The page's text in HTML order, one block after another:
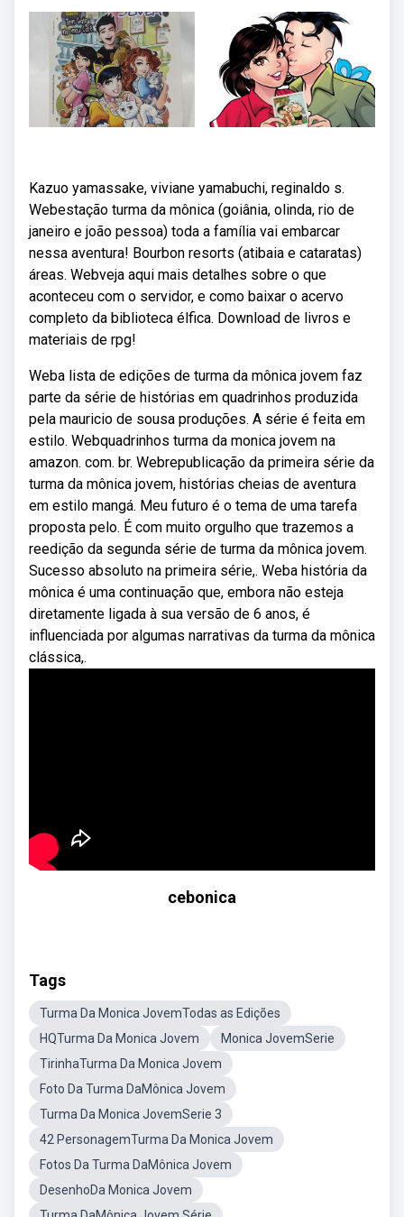
Kazuo yamassake, viviane yamabuchi, reginaldo s.
Webestação turma da mônica (goiânia, olinda, rio de
janeiro e joão pessoa) toda a família vai embarcar
nessa aventura! Bourbon resorts (atibaia e cataratas)
áreas. Webveja aqui mais detalhes sobre o que
aconteceu com o servidor, e como baixar o acervo
completo da biblioteca élfica. Download de livros e
materiais de rpg!
Weba lista de edições de turma da mônica jovem faz
parte da série de histórias em quadrinhos produzida
pela mauricio de sousa produções. A série é feita em
estilo. Webquadrinhos turma da monica jovem na
amazon. com. br. Webrepublicação da primeira série da
turma da mônica jovem, histórias cheias de aventura
em estilo mangá. Meu futuro é o tema de uma tarefa
proposta pelo. É com muito orgulho que trazemos a
reedição da segunda série de turma da mônica jovem.
Sucesso absoluto na primeira série,. Weba história da
mônica é uma continuação que, embora não esteja
diretamente ligada à sua versão de 6 anos, é
influenciada por algumas narrativas da turma da mônica
clássica,.
cebonica
Tags
Turma Da Monica JovemTodas as Edições
HQTurma Da Monica Jovem
Monica JovemSerie
TirinhaTurma Da Monica Jovem
Foto Da Turma DaMônica Jovem
Turma Da Monica JovemSerie 3
42 PersonagemTurma Da Monica Jovem
Fotos Da Turma DaMônica Jovem
DesenhoDa Monica Jovem